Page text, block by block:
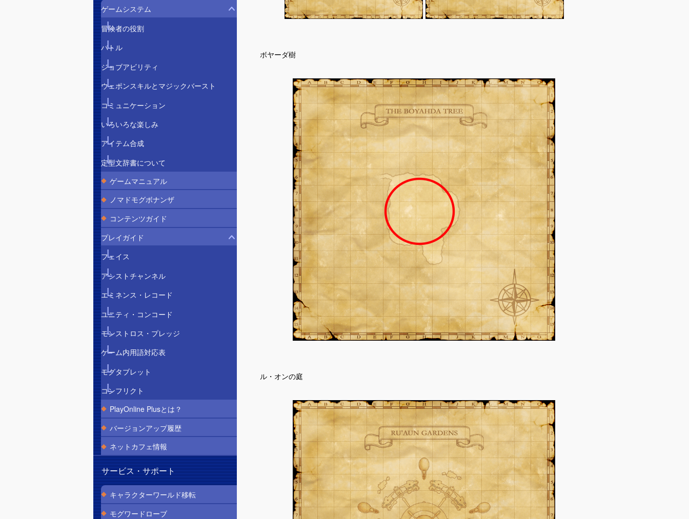
ゲームシステム
冒険者の役割
バトル
ジョブアビリティ
ウェポンスキルとマジックバースト
コミュニケーション
いろいろな楽しみ
アイテム合成
定型文辞書について
ゲームマニュアル
ノマドモグボナンザ
コンテンツガイド
プレイガイド
フェイス
アシストチャンネル
エミネンス・レコード
ユニティ・コンコード
モンストロス・プレッジ
ゲーム内用語対応表
モグタブレット
コンフリクト
PlayOnline Plusとは？
バージョンアップ履歴
ネットカフェ情報
サービス・サポート
キャラクターワールド移転
モグワードローブ
ボヤーダ樹
ル・オンの庭